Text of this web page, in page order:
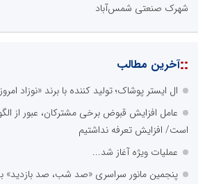
شهرک صنعتی شمس‌آباد
::آخرین مطالب
ال ایستر پوشاک؛ تولید کننده با برند «نوزاد
عامل افزایش قبوض برخی مشترکان، عبور از
است/ افزایش تعرفه نداشتیم
عملیات ویژه آغاز شد...
پنجمین مانور سراسری «صد شب، صد بازدید»